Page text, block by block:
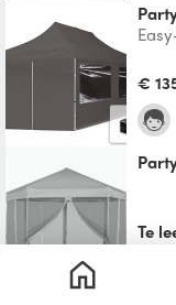
met
€
Te